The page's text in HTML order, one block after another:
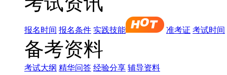
报名时间 报名条件 实践技能 准考证 考试时间
备考资料
考试大纲 精华问答 经验分享 辅导资料